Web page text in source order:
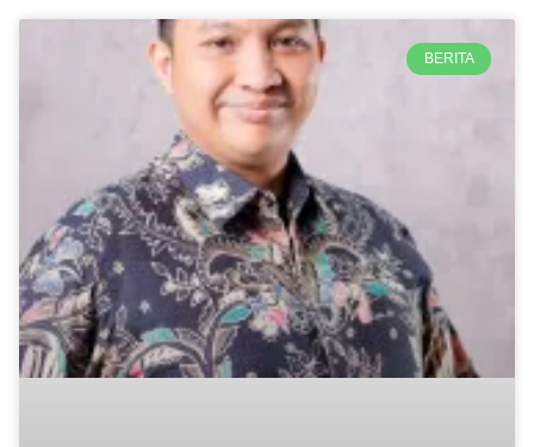
BERITA